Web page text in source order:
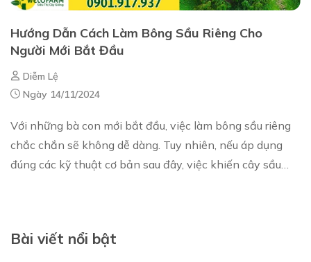
Hướng Dẫn Cách Làm Bông Sầu Riêng Cho
Người Mới Bắt Đầu
Diễm Lệ
Ngày 14/11/2024
Với những bà con mới bắt đầu, việc làm bông sầu riêng
chắc chắn sẽ không dễ dàng. Tuy nhiên, nếu áp dụng
đúng các kỹ thuật cơ bản sau đây, việc khiến cây sầu
Bài viết nổi bật